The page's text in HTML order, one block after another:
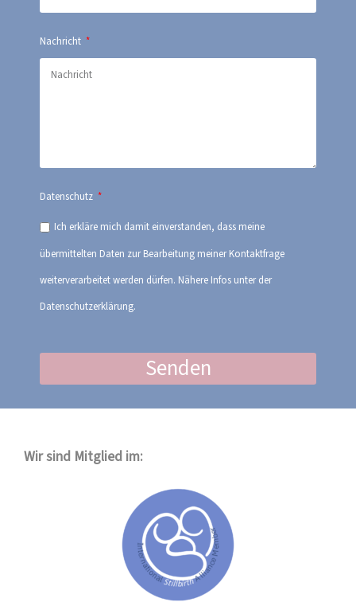
Nachricht
Datenschutz
Ich erkläre mich damit einverstanden, dass meine
übermittelten Daten zur Bearbeitung meiner Kontaktfrage
weiterverarbeitet werden dürfen. Nähere Infos unter der
Datenschutzerklärung.
Senden
Wir sind Mitglied im: